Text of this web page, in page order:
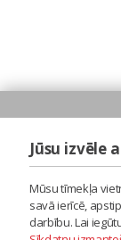
Jūsu izvēle
Mūsu tīmekļa
savā ierīcē,
darbību. Lai